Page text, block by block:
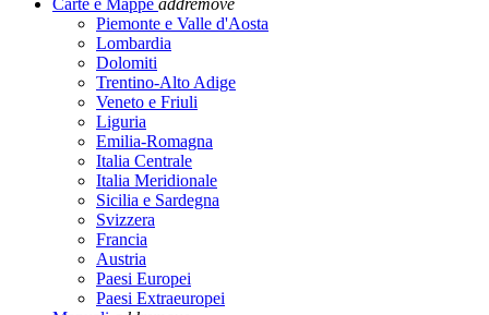
Carte e Mappe addremove
Piemonte e Valle d'Aosta
Lombardia
Dolomiti
Trentino-Alto Adige
Veneto e Friuli
Liguria
Emilia-Romagna
Italia Centrale
Italia Meridionale
Sicilia e Sardegna
Svizzera
Francia
Austria
Paesi Europei
Paesi Extraeuropei